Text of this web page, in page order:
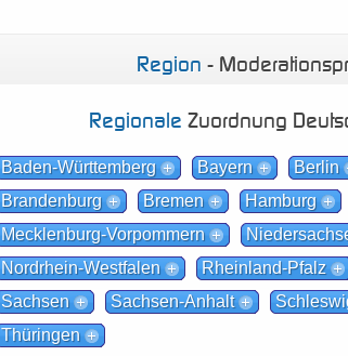
Region -
Regionale Zuordnung
Baden-Württemberg Bayern
Berlin
Brandenburg
Bremen Hamburg
Mecklenburg-Vorpommern
Nordrhein-Westfalen
Rheinland-Pfalz
Sachsen
Sachsen-Anhalt
Thüringen